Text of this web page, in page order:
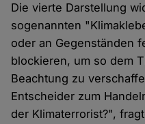
Die vierte Darstellung
sogenannten
oder an Gegenständen
blockieren, um so dem
Beachtung zu
Entscheider zum
der Klimaterrorist?",